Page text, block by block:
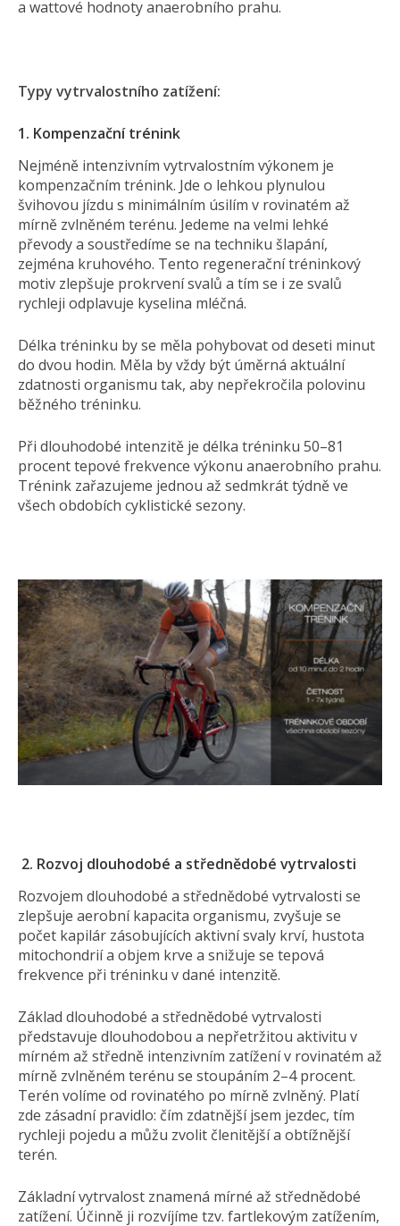
a wattové hodnoty anaerobního prahu.
Typy vytrvalostního zatížení:
1. Kompenzační trénink
Nejméně intenzivním vytrvalostním výkonem je
kompenzačním trénink. Jde o lehkou plynulou
švihovou jízdu s minimálním úsilím v rovinatém až
mírně zvlněném terénu. Jedeme na velmi lehké
převody a soustředíme se na techniku šlapání,
zejména kruhového. Tento regenerační tréninkový
motiv zlepšuje prokrvení svalů a tím se i ze svalů
rychleji odplavuje kyselina mléčná.
Délka tréninku by se měla pohybovat od deseti minut
do dvou hodin. Měla by vždy být úměrná aktuální
zdatnosti organismu tak, aby nepřekročila polovinu
běžného tréninku.
Při dlouhodobé intenzitě je délka tréninku 50–81
procent tepové frekvence výkonu anaerobního prahu.
Trénink zařazujeme jednou až sedmkrát týdně ve
všech obdobích cyklistické sezony.
2. Rozvoj dlouhodobé a střednědobé vytrvalosti
Rozvojem dlouhodobé a střednědobé vytrvalosti se
zlepšuje aerobní kapacita organismu, zvyšuje se
počet kapilár zásobujících aktivní svaly krví, hustota
mitochondrií a objem krve a snižuje se tepová
frekvence při tréninku v dané intenzitě.
Základ dlouhodobé a střednědobé vytrvalosti
představuje dlouhodobou a nepřetržitou aktivitu v
mírném až středně intenzivním zatížení v rovinatém až
mírně zvlněném terénu se stoupáním 2–4 procent.
Terén volíme od rovinatého po mírně zvlněný. Platí
zde zásadní pravidlo: čím zdatnější jsem jezdec, tím
rychleji pojedu a můžu zvolit členitější a obtížnější
terén.
Základní vytrvalost znamená mírné až střednědobé
zatížení. Účinně ji rozvíjíme tzv. fartlekovým zatížením,